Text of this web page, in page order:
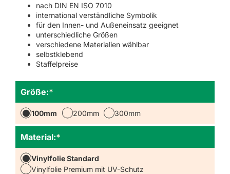
nach DIN EN ISO 7010
international verständliche Symbolik
für den Innen- und Außeneinsatz geeignet
unterschiedliche Größen
verschiedene Materialien wählbar
selbstklebend
Staffelpreise
*
Größe:
100mm 200mm 300mm
*
Material:
Vinylfolie Standard
Vinylfolie Premium mit UV-Schutz